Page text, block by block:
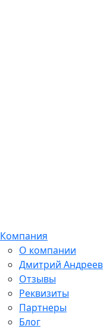
Компания
О компании
Дмитрий Андреев
Отзывы
Реквизиты
Партнеры
Блог